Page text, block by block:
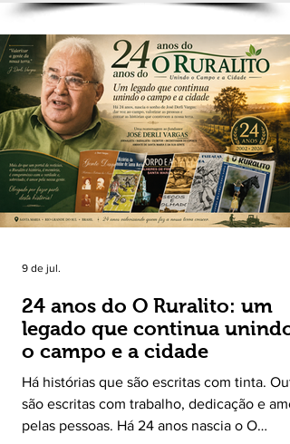
24 anos do O Ruralito: um
legado que continua unindo
o campo e a cidade
Há histórias que são escritas com tinta.
são escritas com trabalho, dedicação e
pelas pessoas. Há 24 anos nascia o O
9 de jul.